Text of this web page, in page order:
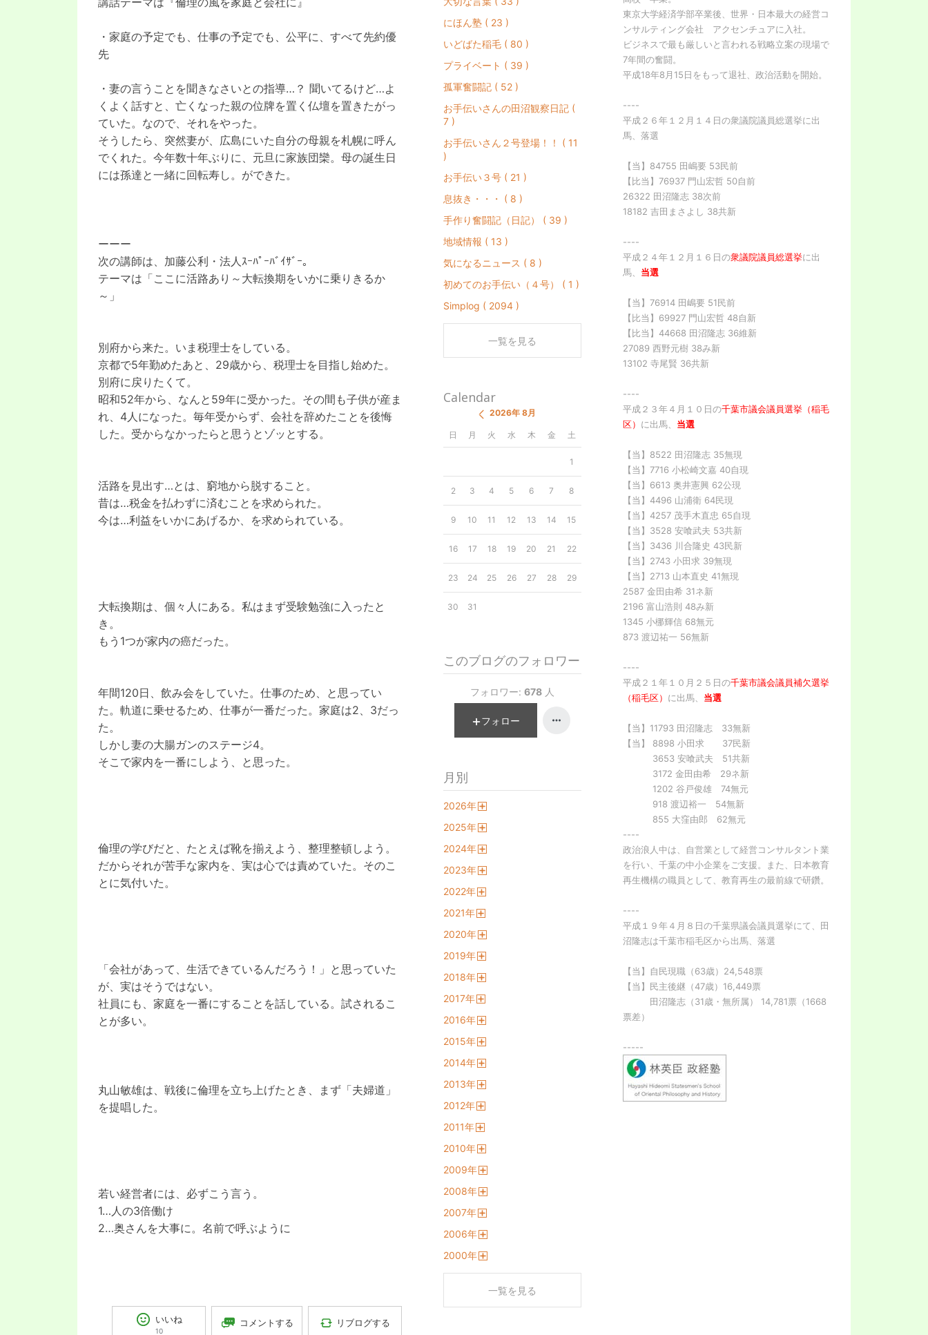
・家庭の予定でも、仕事の予定でも、公平に、すべて先約優
先
・妻の言うことを聞きなさいとの指導…？ 聞いてるけど…よ
くよく話すと、亡くなった親の位牌を置く仏壇を置きたがっ
ていた。なので、それをやった。
そうしたら、突然妻が、広島にいた自分の母親を札幌に呼ん
でくれた。今年数十年ぶりに、元旦に家族団欒。母の誕生日
には孫達と一緒に回転寿し。ができた。
ーーー
次の講師は、加藤公利・法人ｽｰﾊﾟｰﾊﾞｲｻﾞｰ。
テーマは「ここに活路あり～大転換期をいかに乗りきるか
～」
別府から来た。いま税理士をしている。
京都で5年勤めたあと、29歳から、税理士を目指し始めた。
別府に戻りたくて。
昭和52年から、なんと59年に受かった。その間も子供が産ま
れ、4人になった。毎年受からず、会社を辞めたことを後悔
した。受からなかったらと思うとゾッとする。
活路を見出す…とは、窮地から脱すること。
昔は…税金を払わずに済むことを求められた。
今は…利益をいかにあげるか、を求められている。
大転換期は、個々人にある。私はまず受験勉強に入ったと
き。
もう1つが家内の癌だった。
年間120日、飲み会をしていた。仕事のため、と思ってい
た。軌道に乗せるため、仕事が一番だった。家庭は2、3だっ
た。
しかし妻の大腸ガンのステージ4。
そこで家内を一番にしよう、と思った。
倫理の学びだと、たとえば靴を揃えよう、整理整頓しよう。
だからそれが苦手な家内を、実は心では責めていた。そのこ
とに気付いた。
「会社があって、生活できているんだろう！」と思っていた
が、実はそうではない。
社員にも、家庭を一番にすることを話している。試されるこ
とが多い。
丸山敏雄は、戦後に倫理を立ち上げたとき、まず「夫婦道」
を提唱した。
若い経営者には、必ずこう言う。
1…人の3倍働け
2…奥さんを大事に。名前で呼ぶように
いいね
10
コメントする リブログする
東京大学経済学部卒業後、世界・日本最大の経営コ
ンサルティング会社 アクセンチュアに入社。
ビジネスで最も厳しいと言われる戦略立案の現場で
7年間の奮闘。
平成18年8月15日をもって退社、政治活動を開始。
----
平成２６年１２月１４日の衆議院議員総選挙に出
馬、落選
【当】84755 田嶋要 53民前
【比当】76937 門山宏哲 50自前
26322 田沼隆志 38次前
18182 吉田まさよし 38共新
----
平成２４年１２月１６日の衆議院議員総選挙に出
馬、 当選
【当】76914 田嶋要 51民前
【比当】69927 門山宏哲 48自新
【比当】44668 田沼隆志 36維新
27089 西野元樹 38み新
13102 寺尾賢 36共新
----
平成２３年４月１０日の千葉市議会議員選挙（稲毛
区） に出馬、 当選
【当】8522 田沼隆志 35無現
【当】7716 小松崎文嘉 40自現
【当】6613 奥井憲興 62公現
【当】4496 山浦衛 64民現
【当】4257 茂手木直忠 65自現
【当】3528 安喰武夫 53共新
【当】3436 川合隆史 43民新
【当】2743 小田求 39無現
【当】2713 山本直史 41無現
2587 金田由希 31ネ新
2196 富山浩則 48み新
1345 小梛輝信 68無元
873 渡辺祐一 56無新
----
平成２１年１０月２５日の千葉市議会議員補欠選挙
（稲毛区） に出馬、 当選
【当】11793 田沼隆志 33無新
【当】 8898 小田求 37民新
3653 安喰武夫 51共新
3172 金田由希 29ネ新
1202 谷戸俊雄 74無元
918 渡辺裕一 54無新
855 大窪由郎 62無元
----
政治浪人中は、自営業として経営コンサルタント業
を行い、千葉の中小企業をご支援。また、日本教育
再生機構の職員として、教育再生の最前線で研鑽。
----
平成１９年４月８日の千葉県議会議員選挙にて、田
沼隆志は千葉市稲毛区から出馬、落選
【当】自民現職（63歳）24,548票
【当】民主後継（47歳）16,449票
田沼隆志（31歳・無所属） 14,781票（1668
票差）
-----
にほん塾 ( 23 )
いどばた稲毛 ( 80 )
プライベート ( 39 )
孤軍奮闘記 ( 52 )
お手伝いさんの田沼観察日記 (
7 )
お手伝いさん２号登場！！ ( 11
)
お手伝い３号 ( 21 )
息抜き・・・ ( 8 )
手作り奮闘記（日記） ( 39 )
地域情報 ( 13 )
気になるニュース ( 8 )
初めてのお手伝い（４号） ( 1 )
Simplog ( 2094 )
一覧を見る
Calendar
2026年 8月
日 月 火 水 木 金 土
1
2 3 4 5 6 7 8
9 10 11 12 13 14 15
16 17 18 19 20 21 22
23 24 25 26 27 28 29
30 31
このブログのフォロワー
フォロワー: 678 人
フォロー
月別
2026年
2025年
2024年
2023年
2022年
2021年
2020年
2019年
2018年
2017年
2016年
2015年
2014年
2013年
2012年
2011年
2010年
2009年
2008年
2007年
2006年
2000年
一覧を見る